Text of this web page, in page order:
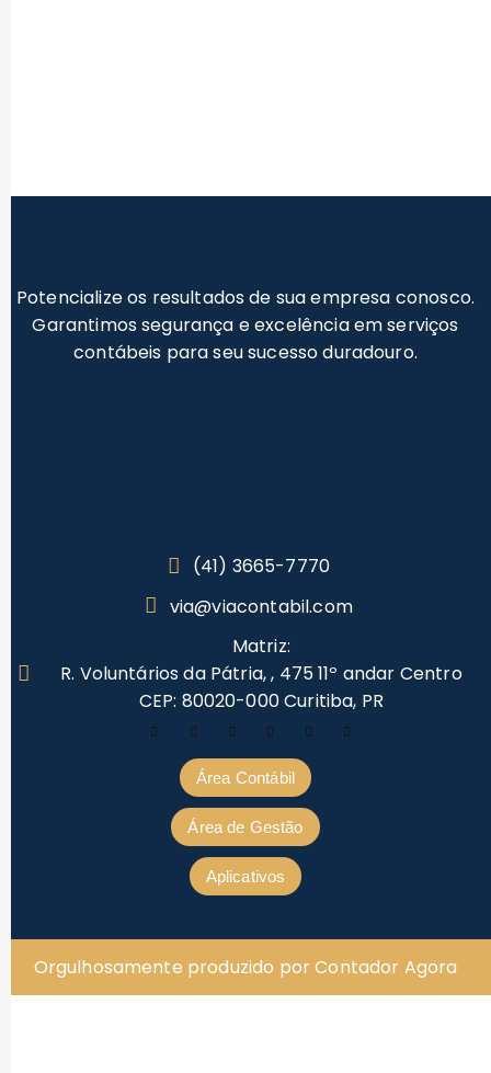
Potencialize os resultados de sua empresa conosco.
Garantimos segurança e excelência em serviços
contábeis para seu sucesso duradouro.
(41) 3665-7770
via@viacontabil.com
Matriz:
R. Voluntários da Pátria, , 475 11º andar Centro
CEP: 80020-000 Curitiba, PR
Área Contábil
Área de Gestão
Aplicativos
Orgulhosamente produzido por Contador Agora